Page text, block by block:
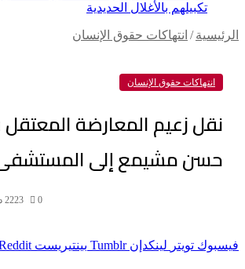
تكبيلهم بالأغلال الحديدية
الرئيسية /انتهاكات حقوق الإنسان
انتهاكات حقوق الإنسان
نقل زعيم المعارضة المعتقل
حسن مشيمع إلى
0
2232 دقائق
فيسبوك تويتر لينكدإن بينتيريست